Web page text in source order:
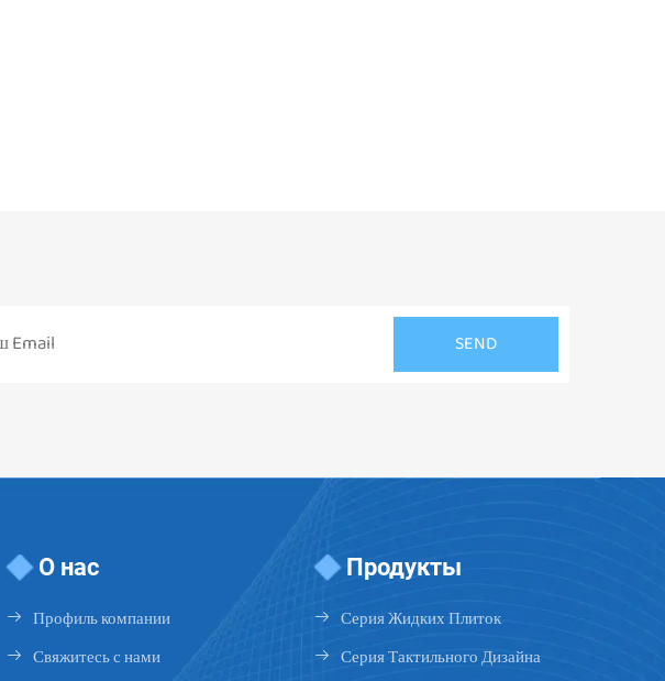
О нас
Профиль компании
Свяжитесь с нами
Продукты
Серия Жидких Плиток
Серия Тактильного Дизайна